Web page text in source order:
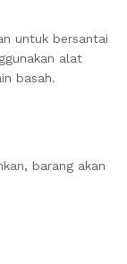
untuk bersantai
alat
basah.
barang akan